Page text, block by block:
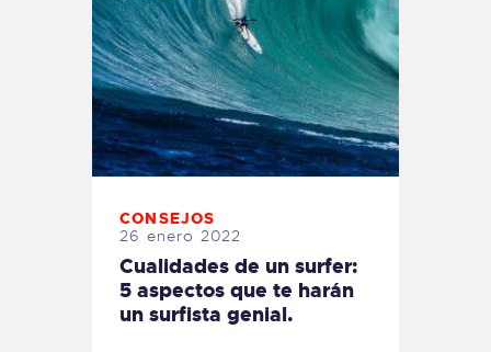
CONSEJOS
26 enero 2022
Cualidades de un surfer:
5 aspectos que te harán
un surfista genial.